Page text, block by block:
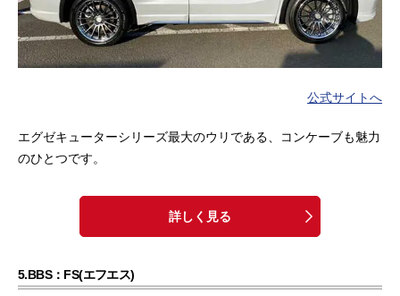
公式サイトへ
エグゼキューターシリーズ最大のウリである、コンケーブも魅力
のひとつです。
詳しく見る
5.BBS：FS(エフエス)